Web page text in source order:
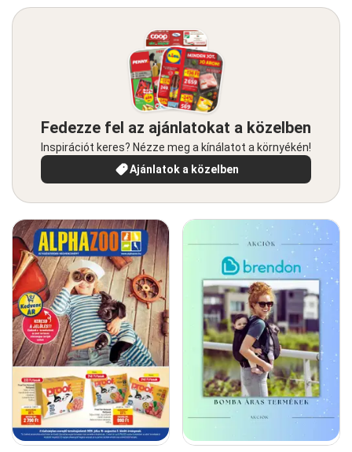
Fedezze fel az ajánlatokat a közelben
Inspirációt keres? Nézze meg a kínálatot a környékén!
Ajánlatok a közelben